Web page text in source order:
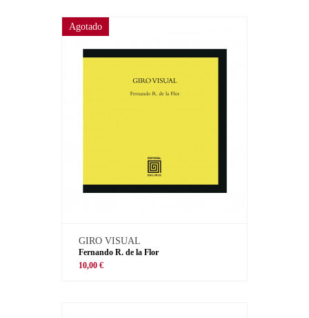
Agotado
GIRO VISUAL
Fernando R. de la Flor
10,00 €